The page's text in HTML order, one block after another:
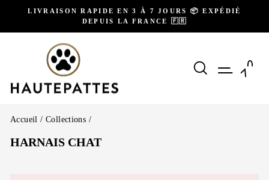
contenu
Diaporama
LIVRAISON RAPIDE EN 3 À 7 JOURS 📦 EXPÉDIÉ
DEPUIS LA FRANCE 🇫🇷
Accueil / Collections /
HARNAIS CHAT